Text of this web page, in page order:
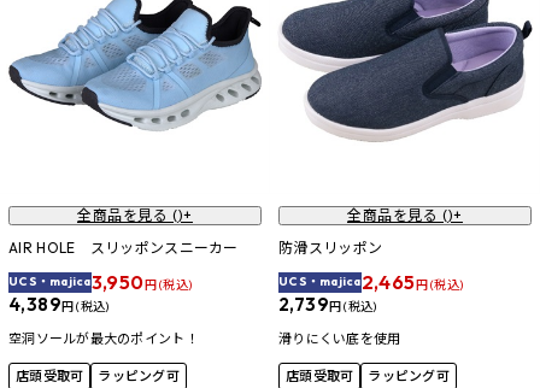
全商品を見る ()+
AIR HOLE スリッポンスニーカー
UCS・majica3,950円 (税込)
4,389円 (税込)
空洞ソールが最大のポイント！
店頭受取可
ラッピング可
全商品を見る ()+
防滑スリッポン
UCS・majica2,465円 (税込)
2,739円 (税込)
滑りにくい底を使用
店頭受取可
ラッピング可